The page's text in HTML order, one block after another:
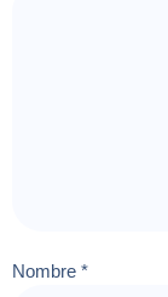
Nombre *